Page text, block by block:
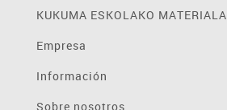
KUKUMA ESKOLAKO MATERIALA
Empresa
Información
Sobre nosotros